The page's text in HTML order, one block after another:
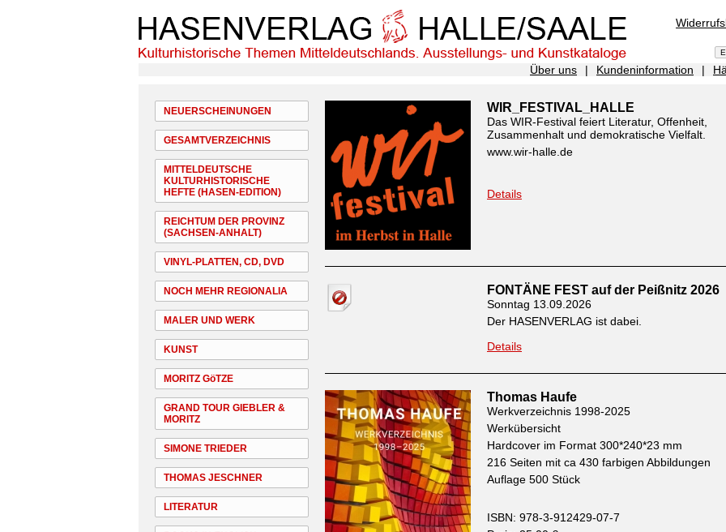
Über uns | Kundeninformation |
NEUERSCHEINUNGEN
GESAMTVERZEICHNIS
MITTELDEUTSCHE
KULTURHISTORISCHE
HEFTE (HASEN-EDITION)
REICHTUM DER PROVINZ
(SACHSEN-ANHALT)
VINYL-PLATTEN, CD, DVD
NOCH MEHR REGIONALIA
MALER UND WERK
KUNST
MORITZ GöTZE
GRAND TOUR GIEBLER &
MORITZ
SIMONE TRIEDER
THOMAS JESCHNER
LITERATUR
WIR_FESTIVAL_HALLE
Das WIR-Festival feiert Literatur, Offenheit,
Zusammenhalt und demokratische Vielfalt.
www.wir-halle.de
Details
FONTÄNE FEST auf der Peißnitz 2026
Sonntag 13.09.2026
Der HASENVERLAG ist dabei.
Details
Thomas Haufe
Werkverzeichnis 1998-2025
Werkübersicht
Hardcover im Format 300*240*23 mm
216 Seiten mit ca 430 farbigen Abbildungen
Auflage 500 Stück
ISBN: 978-3-912429-07-7